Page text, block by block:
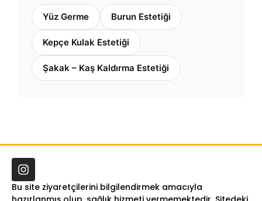
Yüz Germe Burun Estetiği
Kepçe Kulak Estetiği
Şakak – Kaş Kaldırma Estetiği
Bu site ziyaretçilerini bilgilendirmek amacıyla